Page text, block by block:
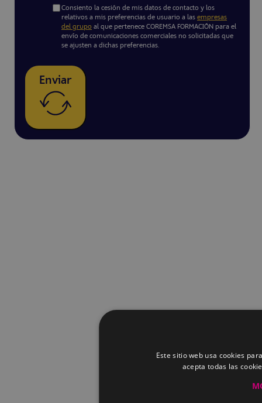
Consiento la cesión de mis datos de contacto y los
relativos a mis preferencias de usuario a las empresas
del grupo al que pertenece COREMSA FORMACIÓN para el
envío de comunicaciones comerciales no solicitadas que
se ajusten a dichas preferencias.
Enviar
Este sitio web usa cookies
acepta todas las